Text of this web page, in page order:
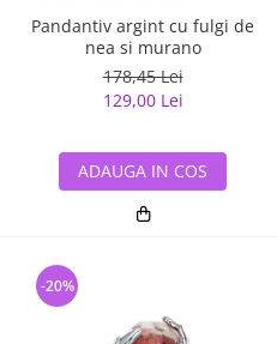
Pandantiv argint cu fulgi de
nea si murano
178,45 Lei
129,00 Lei
ADAUGA IN COS
-20%